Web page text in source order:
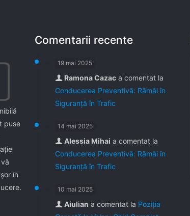
puse
în
Comentarii recente
19 mai 2025
Ramona Cazac a comentat la
Conducerea Preventivă: Rămâi în
Siguranță în Trafic
14 mai 2025
Alessia Mihai a comentat la
Conducerea Preventivă: Rămâi în
Siguranță în Trafic
10 mai 2025
Aiulian a comentat la Poziția